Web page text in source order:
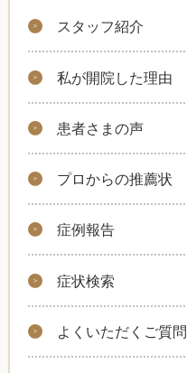
スタッフ紹介
私が開院した理由
患者さまの声
プロからの推薦状
症例報告
症状検索
よくいただくご質問